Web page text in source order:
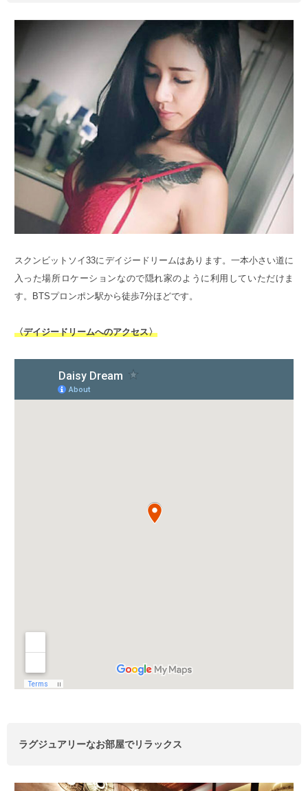
スクンビットソイ33にデイジードリームはあります。一本小さい道に
入った場所ロケーションなので隠れ家のように利用していただけま
す。BTSプロンポン駅から徒歩7分ほどです。
〈デイジードリームへのアクセス〉
ラグジュアリーなお部屋でリラックス